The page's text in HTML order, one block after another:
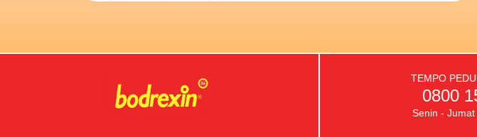
TEMPO
0800
Senin -